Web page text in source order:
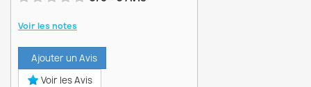
Voir les notes
Ajouter un Avis
Voir les Avis